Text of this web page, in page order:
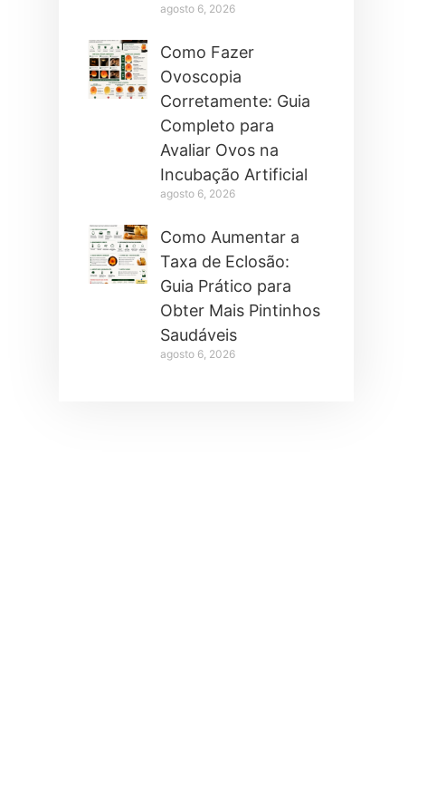
agosto 6, 2026
Como Fazer
Ovoscopia
Corretamente: Guia
Completo para
Avaliar Ovos na
Incubação Artificial
agosto 6, 2026
Como Aumentar a
Taxa de Eclosão:
Guia Prático para
Obter Mais Pintinhos
Saudáveis
agosto 6, 2026